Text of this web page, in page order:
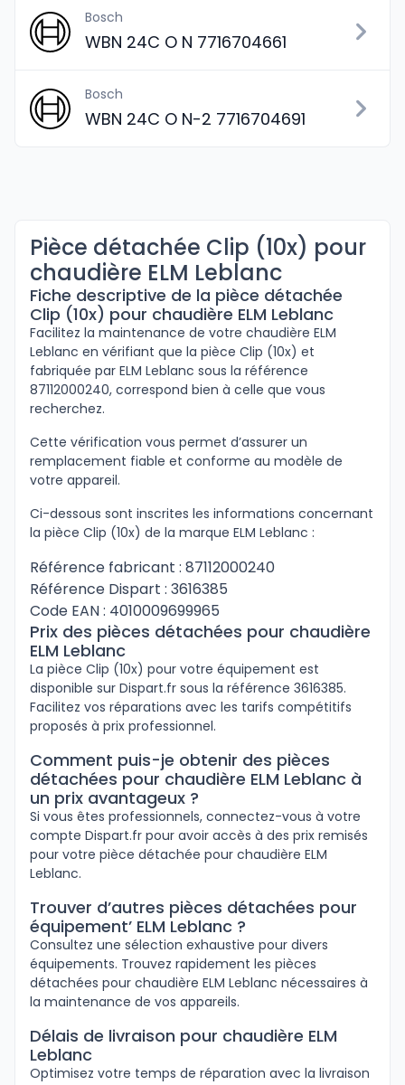
Bosch
WBN 24C O N 7716704661
Bosch
WBN 24C O N-2 7716704691
Pièce détachée Clip (10x) pour
chaudière ELM Leblanc
Fiche descriptive de la pièce détachée
Clip (10x) pour chaudière ELM Leblanc
Facilitez la maintenance de votre chaudière ELM
Leblanc en vérifiant que la pièce Clip (10x) et
fabriquée par ELM Leblanc sous la référence
87112000240, correspond bien à celle que vous
recherchez.
Cette vérification vous permet d’assurer un
remplacement fiable et conforme au modèle de
votre appareil.
Ci-dessous sont inscrites les informations concernant
la pièce Clip (10x) de la marque ELM Leblanc :
Référence fabricant : 87112000240
Référence Dispart : 3616385
Code EAN : 4010009699965
Prix des pièces détachées pour chaudière
ELM Leblanc
La pièce Clip (10x) pour votre équipement est
disponible sur Dispart.fr sous la référence 3616385.
Facilitez vos réparations avec les tarifs compétitifs
proposés à prix professionnel.
Comment puis-je obtenir des pièces
détachées pour chaudière ELM Leblanc à
un prix avantageux ?
Si vous êtes professionnels, connectez-vous à votre
compte Dispart.fr pour avoir accès à des prix remisés
pour votre pièce détachée pour chaudière ELM
Leblanc.
Trouver d’autres pièces détachées pour
équipement’ ELM Leblanc ?
Consultez une sélection exhaustive pour divers
équipements. Trouvez rapidement les pièces
détachées pour chaudière ELM Leblanc nécessaires à
la maintenance de vos appareils.
Délais de livraison pour chaudière ELM
Leblanc
Optimisez votre temps de réparation avec la livraison